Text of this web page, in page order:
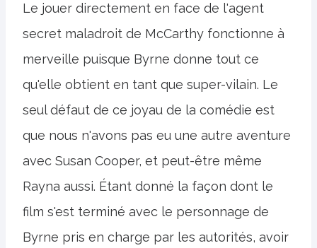
Le jouer directement en face de l'agent
secret maladroit de McCarthy fonctionne à
merveille puisque Byrne donne tout ce
qu'elle obtient en tant que super-vilain. Le
seul défaut de ce joyau de la comédie est
que nous n'avons pas eu une autre aventure
avec Susan Cooper, et peut-être même
Rayna aussi. Étant donné la façon dont le
film s'est terminé avec le personnage de
Byrne pris en charge par les autorités, avoir